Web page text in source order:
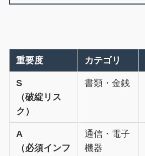
重要度 カテゴリ
S
（破綻リス
ク）
書類・金銭
A
（必須インフ
通信・電子
機器